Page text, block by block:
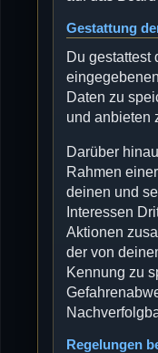
Gestattung
Du gestattest
Daten zu
und anbieten
Darüber
Rahmen
deinen und
Interessen
Aktionen
der von
Kennung zu
Regelungen